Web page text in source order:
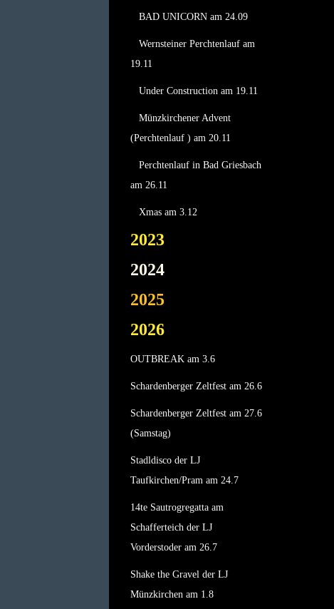
BAD UNICORN am 24.09
Wernsteiner Perchtenlauf am
19.11
Under Construction am 19.11
Münzkirchener Advent
(Perchtenlauf ) am 20.11
Perchtenlauf in Bad Griesbach
am 26.11
Xmas am 3.12
2023
2024
2025
2026
OUTBREAK am 3.6
Schardenberger Zeltfest am 26.6
Schardenberger Zeltfest am 27.6
(Samstag)
Stadldisco der LJ
Taufkirchen/Pram am 24.7
14te Sautrogregatta am
Schafferteich der LJ
Vorderstoder am 26.7
Shake the Gravel der LJ
Münzkirchen am 1.8